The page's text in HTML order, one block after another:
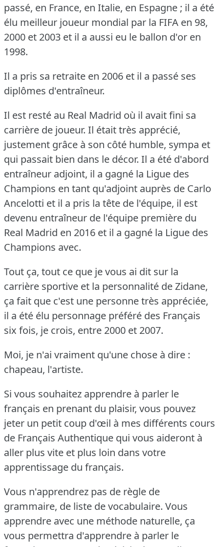
passé, en France, en Italie, en Espagne ; il a été
élu meilleur joueur mondial par la FIFA en 98,
2000 et 2003 et il a aussi eu le ballon d'or en
1998.
Il a pris sa retraite en 2006 et il a passé ses
diplômes d'entraîneur.
Il est resté au Real Madrid où il avait fini sa
carrière de joueur. Il était très apprécié,
justement grâce à son côté humble, sympa et
qui passait bien dans le décor. Il a été d'abord
entraîneur adjoint, il a gagné la Ligue des
Champions en tant qu'adjoint auprès de Carlo
Ancelotti et il a pris la tête de l'équipe, il est
devenu entraîneur de l'équipe première du
Real Madrid en 2016 et il a gagné la Ligue des
Champions avec.
Tout ça, tout ce que je vous ai dit sur la
carrière sportive et la personnalité de Zidane,
ça fait que c'est une personne très appréciée,
il a été élu personnage préféré des Français
six fois, je crois, entre 2000 et 2007.
Moi, je n'ai vraiment qu'une chose à dire :
chapeau, l'artiste.
Si vous souhaitez apprendre à parler le
français en prenant du plaisir, vous pouvez
jeter un petit coup d'œil à mes différents cours
de Français Authentique qui vous aideront à
aller plus vite et plus loin dans votre
apprentissage du français.
Vous n'apprendrez pas de règle de
grammaire, de liste de vocabulaire. Vous
apprendre avec une méthode naturelle, ça
vous permettra d'apprendre à parler le